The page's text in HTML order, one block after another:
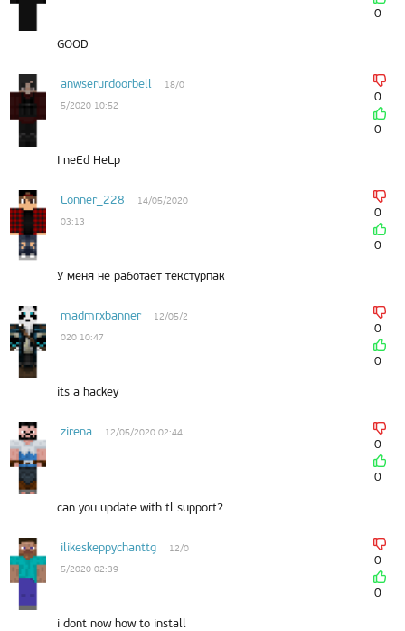
0
GOOD
anwserurdoorbell
18/0
5/2020 10:52
0
0
I neEd HeLp
Lonner_228
14/05/2020
03:13
0
0
У меня не работает текстурпак
madmrxbanner
12/05/2
020 10:47
0
0
its a hackey
zirena 12/05/2020 02:44
0
0
can you update with tl support?
ilikeskeppychanttg
12/0
5/2020 02:39
0
0
i dont now how to install